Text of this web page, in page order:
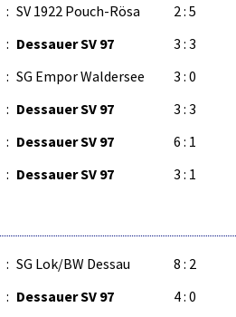
: SV 1922 Pouch-Rösa
2 : 5
: Dessauer SV 97
3 : 3
: SG Empor Waldersee
3 : 0
: Dessauer SV 97
3 : 3
: Dessauer SV 97 6 : 1
: Dessauer SV 97 3 : 1
: SG Lok/BW Dessau
8 : 2
: Dessauer SV 97
4 : 0